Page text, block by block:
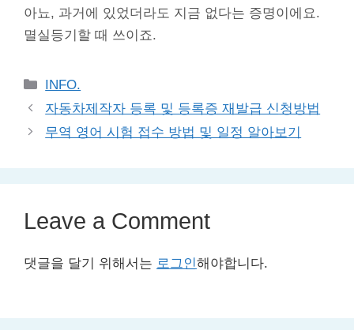
아뇨, 과거에 있었더라도 지금 없다는 증명이에요.
멸실등기할 때 쓰이죠.
Categories
INFO.
자동차제작자 등록 및 등록증 재발급 신청방법
무역 영어 시험 접수 방법 및 일정 알아보기
Leave a Comment
댓글을 달기 위해서는 로그인해야합니다.